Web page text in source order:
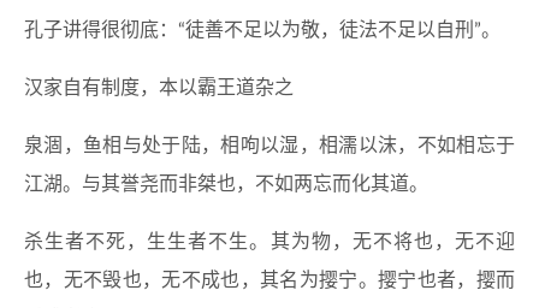
孔子讲得很彻底：“徒善不足以为敬，徒法不足以自刑”。
汉家自有制度，本以霸王道杂之
泉涸，鱼相与处于陆，相呴以湿，相濡以沫，不如相忘于
江湖。与其誉尧而非桀也，不如两忘而化其道。
杀生者不死，生生者不生。其为物，无不将也，无不迎
也，无不毁也，无不成也，其名为撄宁。撄宁也者，撄而